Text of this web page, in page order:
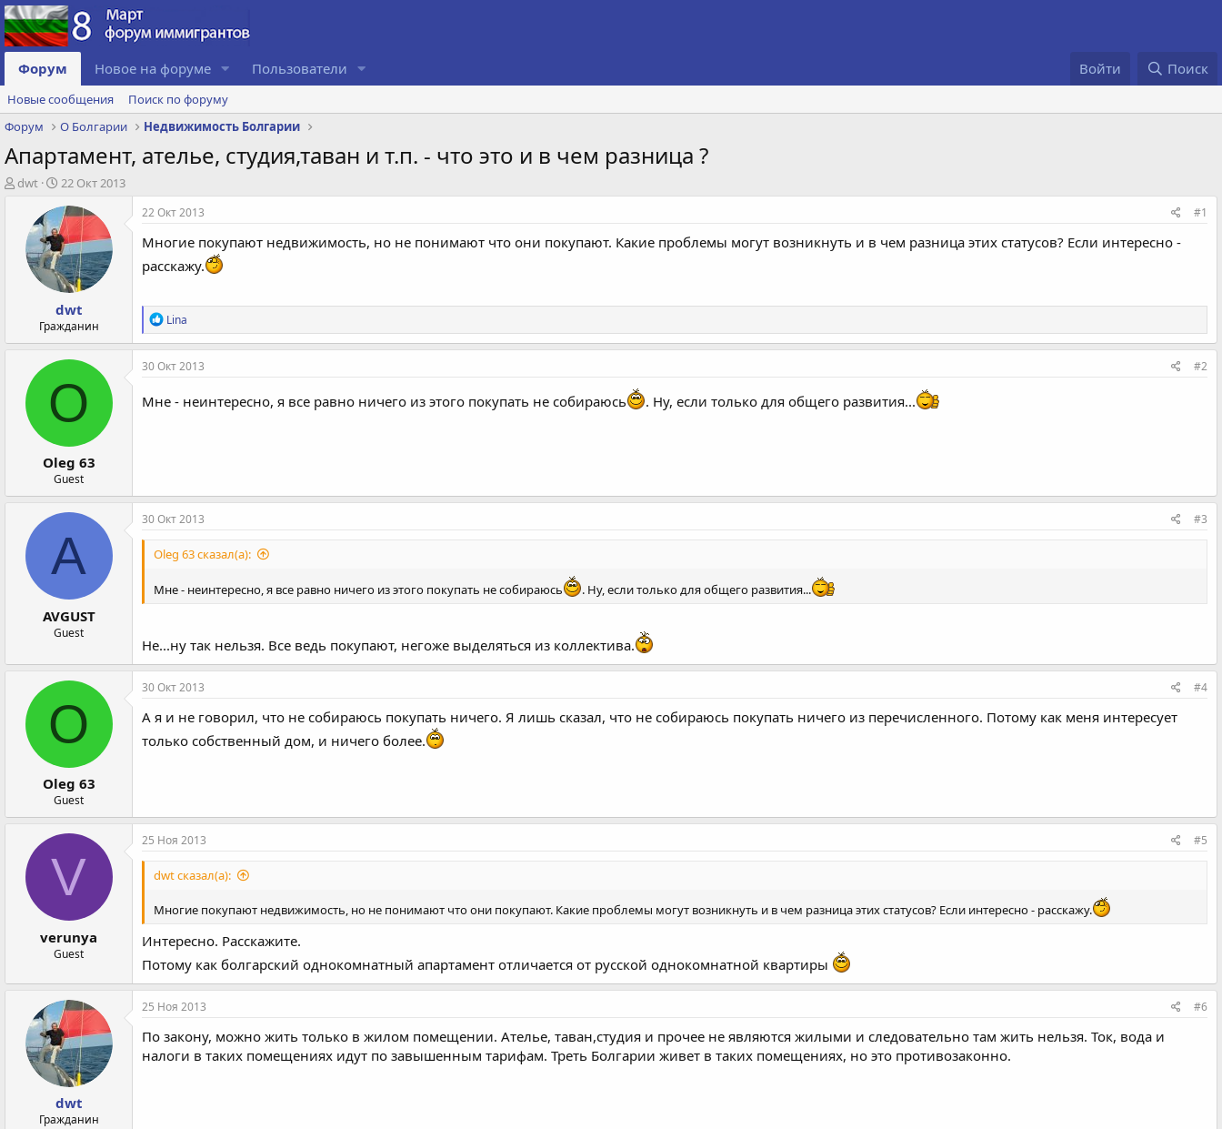
Форум Новое на форуме Пользователи Войти Поиск
Новые сообщения
Поиск по форуму
Форум
О Болгарии Недвижимость Болгарии
Апартамент, ателье, студия,таван и т.п. - что это и в чем разница ?
А
dwt
Д
т
а
с
о
з
д
а
н
и
я
22 Окт 2013
dwt
Гражданин
22 Окт 2013 #1
Многие покупают недвижимость, но не понимают что они покупают. Какие проблемы могут возникнуть и в чем разница этих статусов? Если интересно -
расскажу.
Р
е
а
к
и
Lina
O
Oleg 63
Guest
30 Окт 2013 #2
Мне - неинтересно, я все равно ничего из этого покупать не собираюсь . Ну, если только для общего развития...
A
AVGUST
Guest
30 Окт 2013 #3
Oleg 63 сказал(а):
Мне - неинтересно, я все равно ничего из этого покупать не собираюсь . Ну, если только для общего развития...
Не...ну так нельзя. Все ведь покупают, негоже выделяться из коллектива.
O
Oleg 63
Guest
30 Окт 2013 #4
А я и не говорил, что не собираюсь покупать ничего. Я лишь сказал, что не собираюсь покупать ничего из перечисленного. Потому как меня интересует
только собственный дом, и ничего более.
V
verunya
Guest
25 Ноя 2013 #5
dwt сказал(а):
Многие покупают недвижимость, но не понимают что они покупают. Какие проблемы могут возникнуть и в чем разница этих статусов? Если интересно - расскажу.
Интересно. Расскажите.
Потому как болгарский однокомнатный апартамент отличается от русской однокомнатной квартиры
dwt
Гражданин
25 Ноя 2013 #6
По закону, можно жить только в жилом помещении. Ателье, таван,студия и прочее не являются жилыми и следовательно там жить нельзя. Ток, вода и
налоги в таких помещениях идут по завышенным тарифам. Треть Болгарии живет в таких помещениях, но это противозаконно.